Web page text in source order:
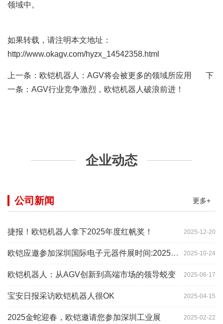
领域中。
如果转载，请注明本文地址：
http://www.okagv.com/hyzx_14542358.html
上一条： 欧铠机器人：AGV将会被更多的领域所应用
下
一条： AGV行业竞争激烈，欧铠机器人破浪前进！
企业动态
更多+
公司新闻
2025-12-20
捷报！欧铠机器人拿下2025年度红帆奖！
2025-10-24
欧铠应邀参加深圳国际电子元器件展时间:2025年10月28-
2025-06-17
欧铠机器人：从AGV创新到高端市场的领导蜕变
2025-04-15
宝安日报采访欧铠机器人很OK
2025-02-22
2025金蛇迎春，欧铠邀请您参加深圳工业展